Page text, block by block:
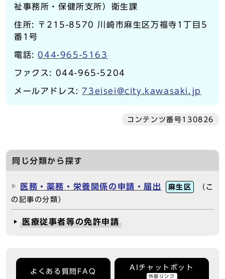
祉事務所・保健所支所）衛生課
住所: 〒215-8570 川崎市麻生区万福寺1丁目5
番1号
電話: 044-965-5163
ファクス: 044-965-5204
メールアドレス:73eisei@city.kawasaki.jp
コンテンツ番号130826
同じ分類から探す
医務・薬務・栄養関係の申請・届出 麻生区
（こ
の記事の分類）
医療従事者等の免許申請
よくある質問FAQ
AIチャットボット
外部リンク